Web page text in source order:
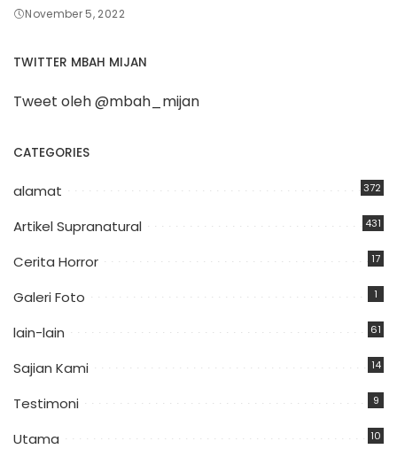
November 5, 2022
TWITTER MBAH MIJAN
Tweet oleh @mbah_mijan
CATEGORIES
alamat 372
Artikel Supranatural 431
Cerita Horror 17
Galeri Foto 1
lain-lain 61
Sajian Kami 14
Testimoni 9
Utama 10